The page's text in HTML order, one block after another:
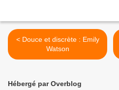
< Douce et discrète : Emily
Watson
Hébergé par Overblog